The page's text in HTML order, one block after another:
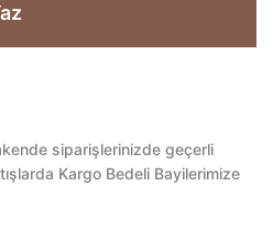
yorumu siz yapın!
siparişlerinizde geçerli
Kargo Bedeli Bayilerimize